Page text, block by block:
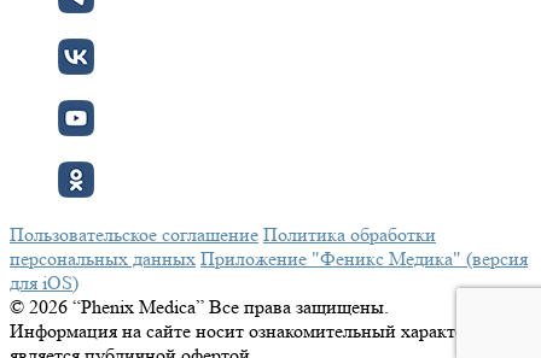
Пользовательское соглашение Политика обработки
персональных данных Приложение "Феникс Медика" (версия
для iOS)
© 2026 “Phenix Medica” Все права защищены.
Информация на сайте носит ознакомительный характер и не